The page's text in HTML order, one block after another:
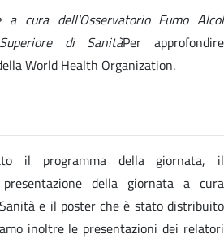
a cura dell'Osservatorio Fumo Alcol
di SanitàPer approfondire
World Health Organization.
il programma della giornata, il
della giornata a cura
e il poster che è stato distribuito
inoltre le presentazioni dei relatori